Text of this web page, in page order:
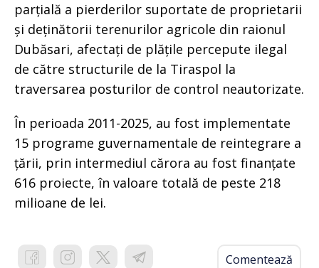
parțială a pierderilor suportate de proprietarii
și deținătorii terenurilor agricole din raionul
Dubăsari, afectați de plățile percepute ilegal
de către structurile de la Tiraspol la
traversarea posturilor de control neautorizate.
În perioada 2011-2025, au fost implementate
15 programe guvernamentale de reintegrare a
țării, prin intermediul cărora au fost finanțate
616 proiecte, în valoare totală de peste 218
milioane de lei.
Comentează